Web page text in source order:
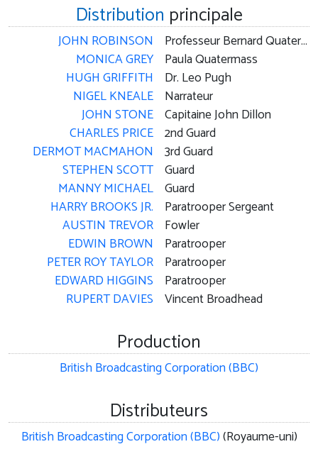
Distribution principale
JOHN ROBINSON
MONICA GREY
HUGH GRIFFITH
NIGEL KNEALE
JOHN STONE
CHARLES PRICE
DERMOT MACMAHON
STEPHEN SCOTT
MANNY MICHAEL
HARRY BROOKS JR.
AUSTIN TREVOR
EDWIN BROWN
PETER ROY TAYLOR
EDWARD HIGGINS
RUPERT DAVIES
Professeur Bernard Quatermass
Paula Quatermass
Dr. Leo Pugh
Narrateur
Capitaine John Dillon
2nd Guard
3rd Guard
Guard
Guard
Paratrooper Sergeant
Fowler
Paratrooper
Paratrooper
Paratrooper
Vincent Broadhead
Production
British Broadcasting Corporation (BBC)
Distributeurs
British Broadcasting Corporation (BBC)(Royaume-uni)